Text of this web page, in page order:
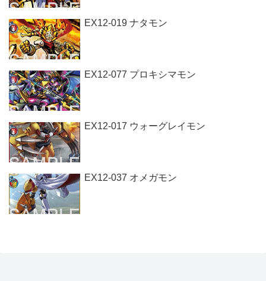
EX12-019 ナタモン
EX12-077 プロキシマモン
EX12-017 ウォーグレイモン
EX12-037 オメガモン